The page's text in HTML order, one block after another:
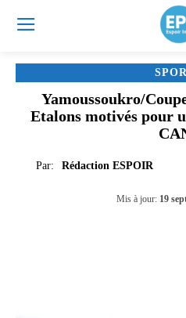
Yamoussoukro/
Etalons motivés pour
Par: Rédaction ESPOIR
Mis à jour: 19